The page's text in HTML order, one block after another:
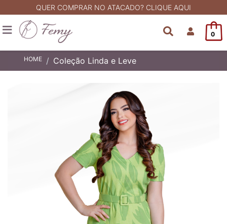
QUER COMPRAR NO ATACADO? CLIQUE AQUI
0
HOME Coleção Linda e Leve